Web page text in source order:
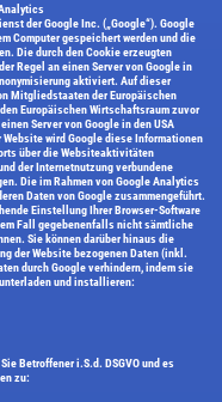
der Google Inc. („Google“). Google
Computer gespeichert werden und die
Die durch den Cookie erzeugten
Regel an einen Server von Google in
aktiviert. Auf dieser
Mitgliedstaaten der Europäischen
Europäischen Wirtschaftsraum zuvor
Server von Google in den USA
wird Google diese Informationen
über die Websiteaktivitäten
der Internetnutzung verbundene
Die im Rahmen von Google Analytics
Daten von Google zusammengeführt.
Einstellung Ihrer Browser-Software
Fall gegebenenfalls nicht sämtliche
Sie können darüber hinaus die
der Website bezogenen Daten (inkl.
durch Google verhindern, indem sie
und installieren:
Betroffener i.S.d. DSGVO und es
zu: